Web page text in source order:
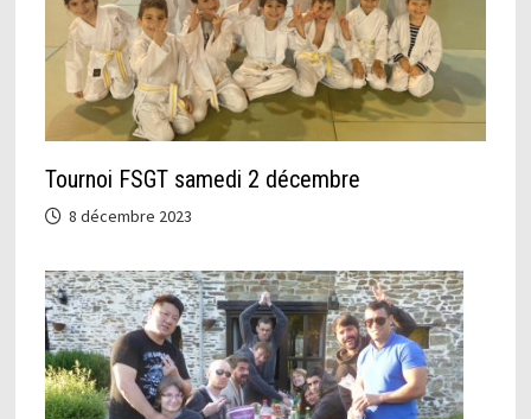
Tournoi FSGT samedi 2 décembre
8 décembre 2023